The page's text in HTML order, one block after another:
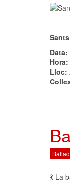
Data:
Hora:
Lloc:
💃 La